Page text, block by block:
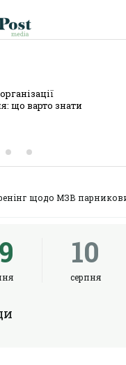
що варто знати
щодо МЗВ
10
серпня